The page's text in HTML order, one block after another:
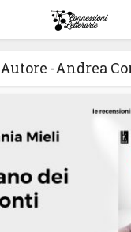
Autore -Andrea